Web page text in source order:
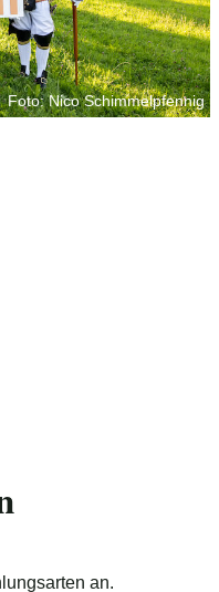
Foto: Nico Schimmelpfennig
an.